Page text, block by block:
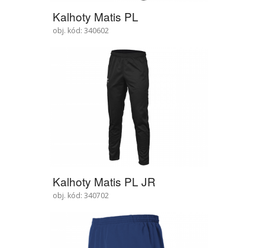
Kalhoty Matis PL
obj. kód: 340602
Kalhoty Matis PL JR
obj. kód: 340702